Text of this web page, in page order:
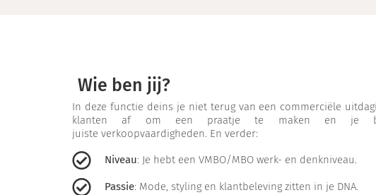
Wie ben jij?
In deze functie deins je niet terug van een commerciële
klanten af om een praatje te maken en je
juiste verkoopvaardigheden. En verder:
Niveau: Je hebt een VMBO/MBO werk- en denkniveau.
Passie: Mode, styling en klantbeleving zitten in je DNA.